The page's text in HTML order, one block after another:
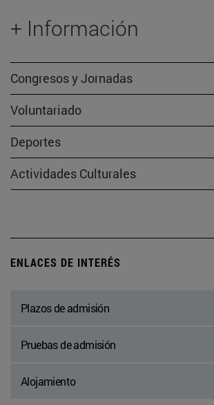
+ Información
Congresos y Jornadas
Voluntariado
Deportes
Actividades Culturales
ENLACES DE INTERÉS
Plazos de admisión
Pruebas de admisión
Alojamiento